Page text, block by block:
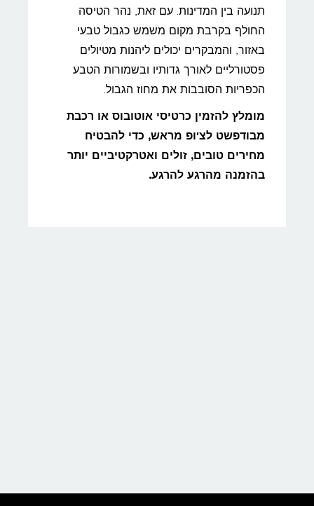
תנועה בין המדינות. עם זאת, נהר הטיסה
החולף בקרבת מקום משמש כגבול טבעי
באזור, והמבקרים יכולים ליהנות מטיולים
פסטורליים לאורך גדותיו ובשמורות הטבע
הכפריות הסובבות את מחוז הגבול.
מומלץ להזמין כרטיסי אוטובוס או רכבת
מבודפשט לצ'ופ מראש, כדי להבטיח
מחירים טובים, זולים ואטרקטיביים יותר
בהזמנה מהרגע להרגע.